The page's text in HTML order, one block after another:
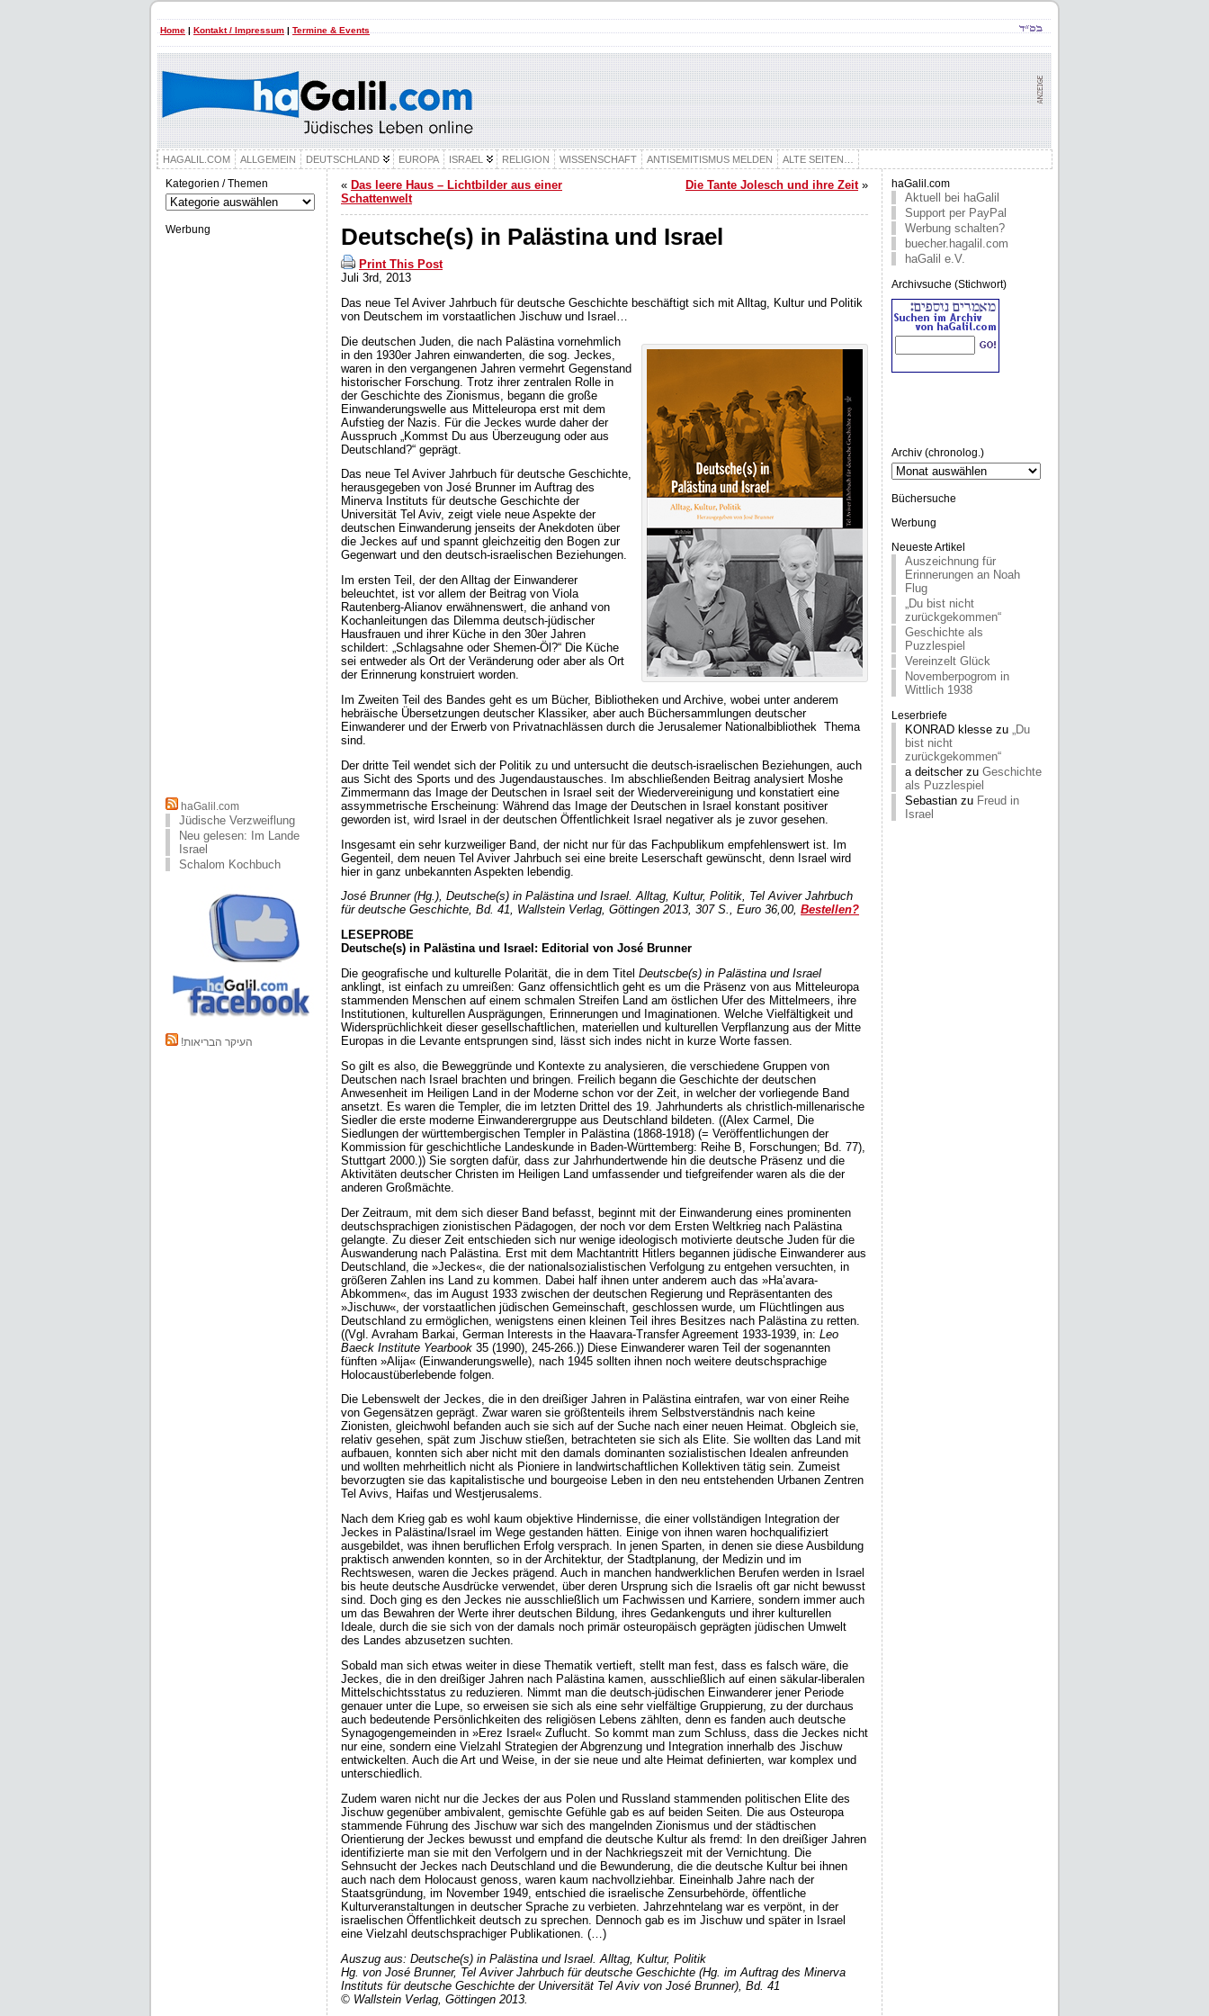
Home | Kontakt / Impressum | Termine & Events
HAGALIL.COM ALLGEMEIN DEUTSCHLAND EUROPA ISRAEL RELIGION WISSENSCHAFT ANTISEMITISMUS MELDEN ALTE SEITEN…
Kategorien / Themen
Kategorien
/
Themen
Werbung
haGalil.com
Jüdische Verzweiflung
Neu gelesen: Im Lande
Israel
Schalom Kochbuch
!העיקר הבריאות
« Das leere Haus – Lichtbilder aus einer
Schattenwelt
Die Tante Jolesch und ihre Zeit»
Deutsche(s) in Palästina und Israel
Print This Post
Juli 3rd, 2013
Das neue Tel Aviver Jahrbuch für deutsche Geschichte beschäftigt sich mit Alltag, Kultur und Politik
von Deutschem im vorstaatlichen Jischuw und Israel…
Die deutschen Juden, die nach Palästina vornehmlich
in den 1930er Jahren einwanderten, die sog. Jeckes,
waren in den vergangenen Jahren vermehrt Gegenstand
historischer Forschung. Trotz ihrer zentralen Rolle in
der Geschichte des Zionismus, begann die große
Einwanderungswelle aus Mitteleuropa erst mit dem
Aufstieg der Nazis. Für die Jeckes wurde daher der
Ausspruch „Kommst Du aus Überzeugung oder aus
Deutschland?“ geprägt.
Das neue Tel Aviver Jahrbuch für deutsche Geschichte,
herausgegeben von José Brunner im Auftrag des
Minerva Instituts für deutsche Geschichte der
Universität Tel Aviv, zeigt viele neue Aspekte der
deutschen Einwanderung jenseits der Anekdoten über
die Jeckes auf und spannt gleichzeitig den Bogen zur
Gegenwart und den deutsch-israelischen Beziehungen.
Im ersten Teil, der den Alltag der Einwanderer
beleuchtet, ist vor allem der Beitrag von Viola
Rautenberg-Alianov erwähnenswert, die anhand von
Kochanleitungen das Dilemma deutsch-jüdischer
Hausfrauen und ihrer Küche in den 30er Jahren
schildert: „Schlagsahne oder Shemen-Öl?“ Die Küche
sei entweder als Ort der Veränderung oder aber als Ort
der Erinnerung konstruiert worden.
Im Zweiten Teil des Bandes geht es um Bücher, Bibliotheken und Archive, wobei unter anderem
hebräische Übersetzungen deutscher Klassiker, aber auch Büchersammlungen deutscher
Einwanderer und der Erwerb von Privatnachlässen durch die Jerusalemer Nationalbibliothek Thema
sind.
Der dritte Teil wendet sich der Politik zu und untersucht die deutsch-israelischen Beziehungen, auch
aus Sicht des Sports und des Jugendaustausches. Im abschließenden Beitrag analysiert Moshe
Zimmermann das Image der Deutschen in Israel seit der Wiedervereinigung und konstatiert eine
assymmetrische Erscheinung: Während das Image der Deutschen in Israel konstant positiver
geworden ist, wird Israel in der deutschen Öffentlichkeit Israel negativer als je zuvor gesehen.
Insgesamt ein sehr kurzweiliger Band, der nicht nur für das Fachpublikum empfehlenswert ist. Im
Gegenteil, dem neuen Tel Aviver Jahrbuch sei eine breite Leserschaft gewünscht, denn Israel wird
hier in ganz unbekannten Aspekten lebendig.
José Brunner (Hg.), Deutsche(s) in Palästina und Israel. Alltag, Kultur, Politik, Tel Aviver Jahrbuch
für deutsche Geschichte, Bd. 41, Wallstein Verlag, Göttingen 2013, 307 S., Euro 36,00, Bestellen?
LESEPROBE
Deutsche(s) in Palästina und Israel: Editorial von José Brunner
Die geografische und kulturelle Polarität, die in dem Titel Deutscbe(s) in Palästina und Israel
anklingt, ist einfach zu umreißen: Ganz offensichtlich geht es um die Präsenz von aus Mitteleuropa
stammenden Menschen auf einem schmalen Streifen Land am östlichen Ufer des Mittelmeers, ihre
Insti­tutionen, kulturellen Ausprägungen, Erinnerungen und Imaginationen. Wel­che Vielfältigkeit und
Widersprüchlichkeit dieser gesellschaftlichen, materi­ellen und kulturellen Verpflanzung aus der Mitte
Europas in die Levante entsprungen sind, lässt sich indes nicht in kurze Worte fassen.
So gilt es also, die Beweggründe und Kontexte zu analysieren, die ver­schiedene Gruppen von
Deutschen nach Israel brachten und bringen. Frei­lich begann die Geschichte der deutschen
Anwesenheit im Heiligen Land in der Moderne schon vor der Zeit, in welcher der vorliegende Band
ansetzt. Es waren die Templer, die im letzten Drittel des 19. Jahrhunderts als christlich-millenarische
Siedler die erste moderne Einwanderergruppe aus Deutschland bildeten. ((Alex Carmel, Die
Siedlungen der württembergischen Templer in Palästina (1868-1918) (= Veröffentlichungen der
Kommission für geschichtliche Landeskunde in Baden-Württemberg: Reihe B, Forschungen; Bd. 77),
Stuttgart 2000.)) Sie sorgten dafür, dass zur Jahrhundertwende hin die deutsche Prä­senz und die
Aktivitäten deutscher Christen im Heiligen Land umfassender und tiefgreifender waren als die der
anderen Großmächte.
Der Zeitraum, mit dem sich dieser Band befasst, beginnt mit der Einwan­derung eines prominenten
deutschsprachigen zionistischen Pädagogen, der noch vor dem Ersten Weltkrieg nach Palästina
gelangte. Zu dieser Zeit ent­schieden sich nur wenige ideologisch motivierte deutsche Juden für die
Aus­wanderung nach Palästina. Erst mit dem Machtantritt Hitlers begannen jüdi­sche Einwanderer aus
Deutschland, die »Jeckes«, die der nationalsozialistischen Verfolgung zu entgehen versuchten, in
größeren Zahlen ins Land zu kom­men. Dabei half ihnen unter anderem auch das »Ha’avara-
Abkommen«, das im August 1933 zwischen der deutschen Regierung und Repräsentanten des
»Jischuw«, der vorstaatlichen jüdischen Gemeinschaft, geschlossen wurde, um Flüchtlingen aus
Deutschland zu ermöglichen, wenigstens einen kleinen Teil ihres Besitzes nach Palästina zu retten.
((Vgl. Avraham Barkai, German Interests in the Haavara-Transfer Agreement 1933-1939, in: Leo
Baeck Institute Yearbook 35 (1990), 245-266.)) Diese Einwanderer waren Teil der sogenannten
fünften »Alija« (Einwanderungswelle), nach 1945 sollten ihnen noch weitere deutschsprachige
Holocaustüberlebende folgen.
Die Lebenswelt der Jeckes, die in den dreißiger Jahren in Palästina eintra­fen, war von einer Reihe
von Gegensätzen geprägt. Zwar waren sie größten­teils ihrem Selbstverständnis nach keine
Zionisten, gleichwohl befanden auch sie sich auf der Suche nach einer neuen Heimat. Obgleich sie,
relativ gesehen, spät zum Jischuw stießen, betrachteten sie sich als Elite. Sie wollten das Land mit
aufbauen, konnten sich aber nicht mit den damals dominanten sozialis­tischen Idealen anfreunden
und wollten mehrheitlich nicht als Pioniere in landwirtschaftlichen Kollektiven tätig sein. Zumeist
bevorzugten sie das ka­pitalistische und bourgeoise Leben in den neu entstehenden Urbanen Zentren
Tel Avivs, Haifas und Westjerusalems.
Nach dem Krieg gab es wohl kaum objektive Hindernisse, die einer voll­ständigen Integration der
Jeckes in Palästina/Israel im Wege gestanden hät­ten. Einige von ihnen waren hochqualifiziert
ausgebildet, was ihnen beruf­lichen Erfolg versprach. In jenen Sparten, in denen sie diese Ausbildung
praktisch anwenden konnten, so in der Architektur, der Stadtplanung, der Medizin und im
Rechtswesen, waren die Jeckes prägend. Auch in manchen handwerklichen Berufen werden in Israel
bis heute deutsche Ausdrücke ver­wendet, über deren Ursprung sich die Israelis oft gar nicht bewusst
sind. Doch ging es den Jeckes nie ausschließlich um Fachwissen und Karriere, son­dern immer auch
um das Bewahren der Werte ihrer deutschen Bildung, ihres Gedankenguts und ihrer kulturellen
Ideale, durch die sie sich von der damals noch primär osteuropäisch geprägten jüdischen Umwelt
des Landes abzuset­zen suchten.
Sobald man sich etwas weiter in diese Thematik vertieft, stellt man fest, dass es falsch wäre, die
Jeckes, die in den dreißiger Jahren nach Palästina kamen, ausschließlich auf einen säkular-liberalen
Mittelschichtsstatus zu reduzieren. Nimmt man die deutsch-jüdischen Einwanderer jener Periode
genauer unter die Lupe, so erweisen sie sich als eine sehr vielfältige Gruppie­rung, zu der durchaus
auch bedeutende Persönlichkeiten des religiösen Le­bens zählten, denn es fanden auch deutsche
Synagogengemeinden in »Erez Israel« Zuflucht. So kommt man zum Schluss, dass die Jeckes nicht
nur eine, sondern eine Vielzahl Strategien der Abgrenzung und Integration innerhalb des Jischuw
entwickelten. Auch die Art und Weise, in der sie neue und alte Heimat definierten, war komplex und
unterschiedlich.
Zudem waren nicht nur die Jeckes der aus Polen und Russland stammen­den politischen Elite des
Jischuw gegenüber ambivalent, gemischte Gefühle gab es auf beiden Seiten. Die aus Osteuropa
stammende Führung des Jischuw war sich des mangelnden Zionismus und der städtischen
Orientierung der Jeckes bewusst und empfand die deutsche Kultur als fremd: In den dreißiger Jahren
identifizierte man sie mit den Verfolgern und in der Nachkriegszeit mit der Vernichtung. Die
Sehnsucht der Jeckes nach Deutschland und die Bewunderung, die die deutsche Kultur bei ihnen
auch nach dem Holocaust genoss, waren kaum nachvollziehbar. Eineinhalb Jahre nach der
Staatsgrün­dung, im November 1949, entschied die israelische Zensurbehörde, öffent­liche
Kulturveranstaltungen in deutscher Sprache zu verbieten. Jahrzehnte­lang war es verpönt, in der
israelischen Öffentlichkeit deutsch zu sprechen. Dennoch gab es im Jischuw und später in Israel
eine Vielzahl deutschsprachi­ger Publikationen. (…)
Auszug aus: Deutsche(s) in Palästina und Israel. Alltag, Kultur, Politik
Hg. von José Brunner, Tel Aviver Jahrbuch für deutsche Geschichte (Hg. im Auftrag des Minerva
Instituts für deutsche Geschichte der Universität Tel Aviv von José Brunner), Bd. 41
© Wallstein Verlag, Göttingen 2013.
haGalil.com
Aktuell bei haGalil
Support per PayPal
Werbung schalten?
buecher.hagalil.com
haGalil e.V.
Archivsuche (Stichwort)
Archiv (chronolog.)
Archiv
(chronolog.)
Büchersuche
Werbung
Neueste Artikel
Auszeichnung für
Erinnerungen an Noah
Flug
„Du bist nicht
zurückgekommen“
Geschichte als
Puzzlespiel
Vereinzelt Glück
Novemberpogrom in
Wittlich 1938
Leserbriefe
KONRAD klesse zu „Du
bist nicht
zurückgekommen“
a deitscherzu Geschichte
als Puzzlespiel
Sebastian zu Freud in
Israel